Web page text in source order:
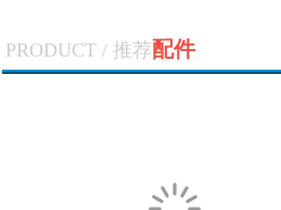
PRODUCT / 推荐配件